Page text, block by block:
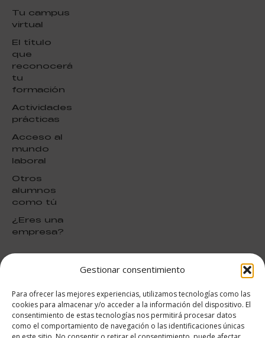
Gestionar consentimiento
Para ofrecer las mejores experiencias, utilizamos tecnologías como las
cookies para almacenar y/o acceder a la información del dispositivo. El
consentimiento de estas tecnologías nos permitirá procesar datos
como el comportamiento de navegación o las identificaciones únicas
Tu campus
virtual
El título
que
reconocerá
tu
formación
Actividades
prácticas
Acceso al
mundo
laboral
Otros
alumnos
como tú
¿Eres una
empresa?
puntuación para ESAH
basado en
Valoraciones soportado por
eKomi